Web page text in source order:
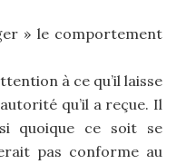
» le comportement
à ce qu’il laisse
qu’il a reçue. Il
quoique ce soit se
pas conforme au